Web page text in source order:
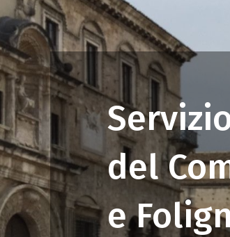
del
e